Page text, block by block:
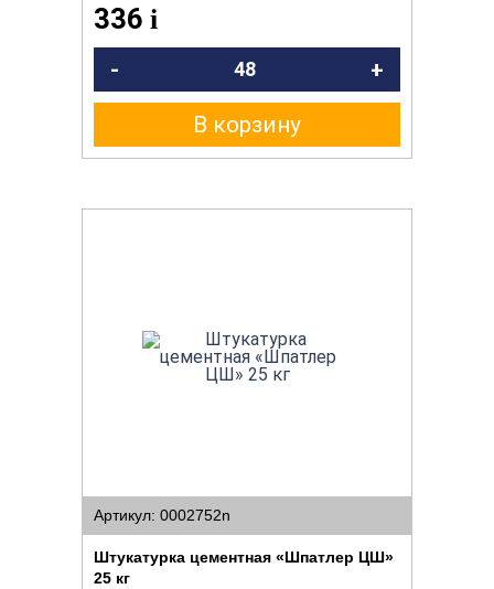
336 i
- +
В корзину
Артикул: 0002752n
Штукатурка цементная «Шпатлер ЦШ»
25 кг